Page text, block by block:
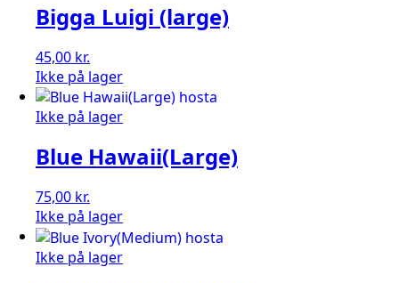
Bigga Luigi (large)
45,00 kr.
Ikke på lager
Ikke på lager
Blue Hawaii(Large)
75,00 kr.
Ikke på lager
Ikke på lager